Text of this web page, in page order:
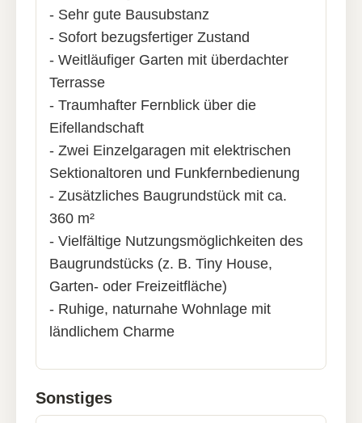
- Sehr gute Bausubstanz
- Sofort bezugsfertiger Zustand
- Weitläufiger Garten mit überdachter
Terrasse
- Traumhafter Fernblick über die
Eifellandschaft
- Zwei Einzelgaragen mit elektrischen
Sektionaltoren und Funkfernbedienung
- Zusätzliches Baugrundstück mit ca.
360 m²
- Vielfältige Nutzungsmöglichkeiten des
Baugrundstücks (z. B. Tiny House,
Garten- oder Freizeitfläche)
- Ruhige, naturnahe Wohnlage mit
ländlichem Charme
Sonstiges